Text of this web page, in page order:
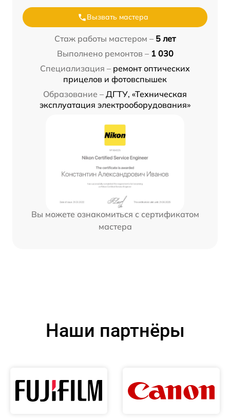
Вызвать мастера
Стаж работы мастером – 5 лет
Выполнено ремонтов – 1 030
Специализация – ремонт оптических
прицелов и фотовспышек
Образование – ДГТУ, «Техническая
эксплуатация электрооборудования»
Вы можете ознакомиться с сертификатом
мастера
Наши партнёры